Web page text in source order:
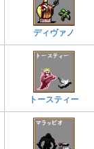
ディヴァノ
トースティー